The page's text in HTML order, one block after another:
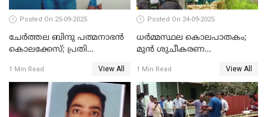
Posted On 25-09-2025
ചേർത്തല ബിന്ദു പത്മനാഭൻ
കൊലക്കേസ്; പ്രതി
1 Min Read View All
Posted On 24-09-2025
ധർമ്മസ്ഥല കൊലപാതകം;
മുൻ ശുചീകരണ
രേഖപ്പെടുത്തും
1 Min Read View All